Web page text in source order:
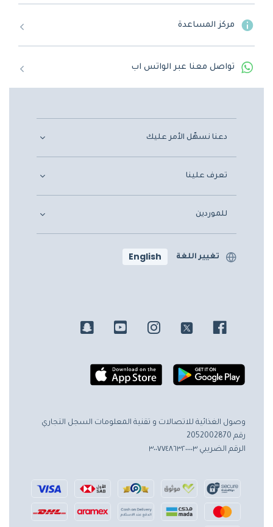
مركز المساعدة
تواصل معنا عبر الواتس اب
دعنا نسهّل الأمر عليك
تعرف علينا
للموردين
تغيير اللغة English
وصول الغذائية للاتصالات و تقنية المعلومات السجل التجاري
رقم 2052002870
الرقم الضريبي ٣٠٠٧٧٤٨٦٣٢٠٠٠٠٣